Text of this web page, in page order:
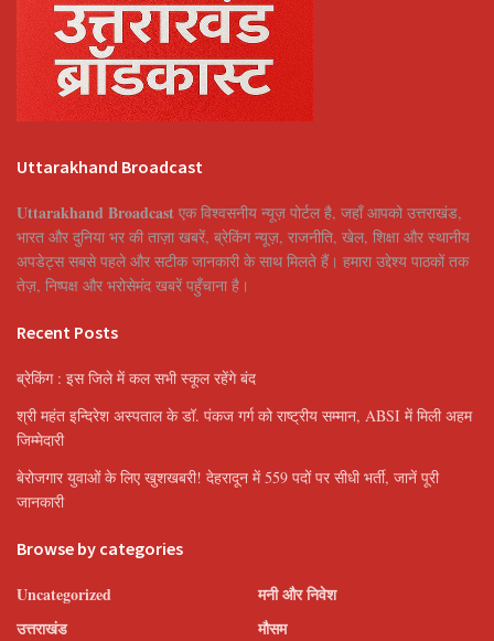
Uttarakhand Broadcast
Uttarakhand Broadcast एक विश्वसनीय न्यूज़ पोर्टल है, जहाँ आपको उत्तराखंड,
भारत और दुनिया भर की ताज़ा खबरें, ब्रेकिंग न्यूज़, राजनीति, खेल, शिक्षा और स्थानीय
अपडेट्स सबसे पहले और सटीक जानकारी के साथ मिलते हैं। हमारा उद्देश्य पाठकों तक
तेज़, निष्पक्ष और भरोसेमंद खबरें पहुँचाना है।
Recent Posts
ब्रेकिंग : इस जिले में कल सभी स्कूल रहेंगे बंद
श्री महंत इन्दिरेश अस्पताल के डॉ. पंकज गर्ग को राष्ट्रीय सम्मान, ABSI में मिली अहम
जिम्मेदारी
बेरोजगार युवाओं के लिए खुशखबरी! देहरादून में 559 पदों पर सीधी भर्ती, जानें पूरी
जानकारी
Browse by categories
Uncategorized
उत्तराखंड
मनी और निवेश
मौसम